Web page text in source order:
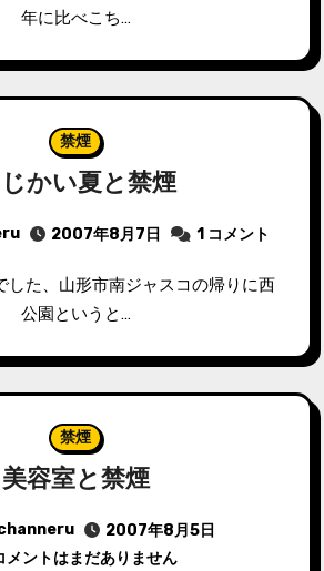
年に比べこち…
禁煙
かい夏と禁煙
2007年8月7日 1 コメント
公園というと…
禁煙
美容室と禁煙
2007年8月5日
メントはまだありません